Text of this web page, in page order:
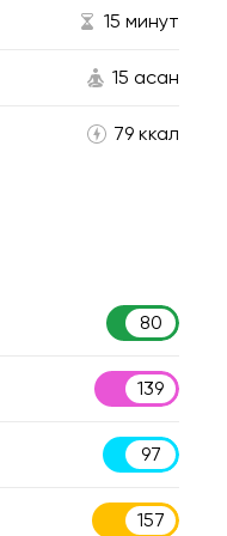
15 минут
15 асан
79 ккал
80
139
97
157